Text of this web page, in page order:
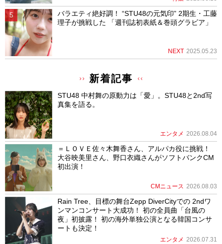
バラエティ絶好調！ “STU48の元気印” 2期生・工藤
理子が挑戦した 「週刊誌初表紙＆巻頭グラビア」
NEXT 2025.05.23
新着記事
STU48 中村舞の原動力は「愛」。STU48と2nd写
真集を語る。
エンタメ 2026.08.04
＝ＬＯＶＥ佐々木舞香さん、アルパカ役に挑戦！
大谷映美里さん、野口衣織さんがソフトバンクCM
初出演！
CMニュース 2026.08.03
Rain Tree、目標の舞台Zepp DiverCityでの 2ndワ
ンマンコンサート大成功！ 初の全員曲「台風の
夜」初披露！ 初の海外単独公演となる韓国コンサ
ートも決定！
エンタメ 2026.07.31